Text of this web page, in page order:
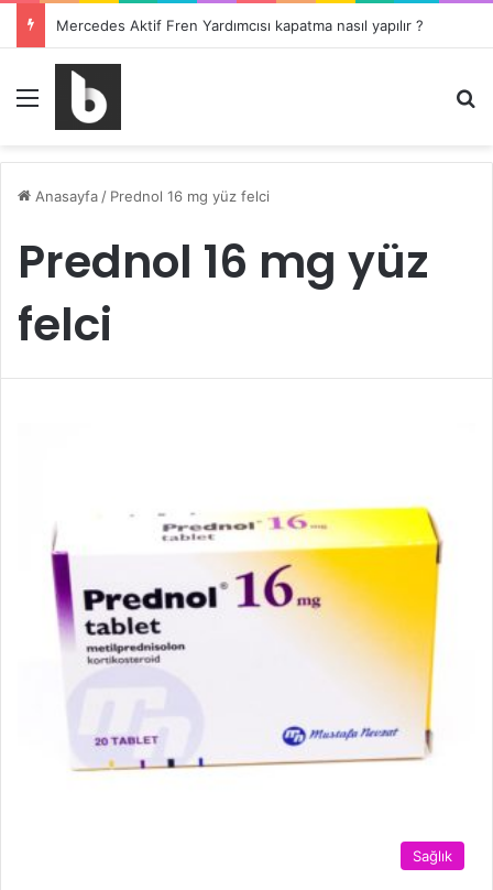
Mercedes Aktif Fren Yardımcısı kapatma nasıl yapılır ?
Menü
Anasayfa / Prednol 16 mg yüz felci
Prednol 16 mg yüz
felci
Sağlık